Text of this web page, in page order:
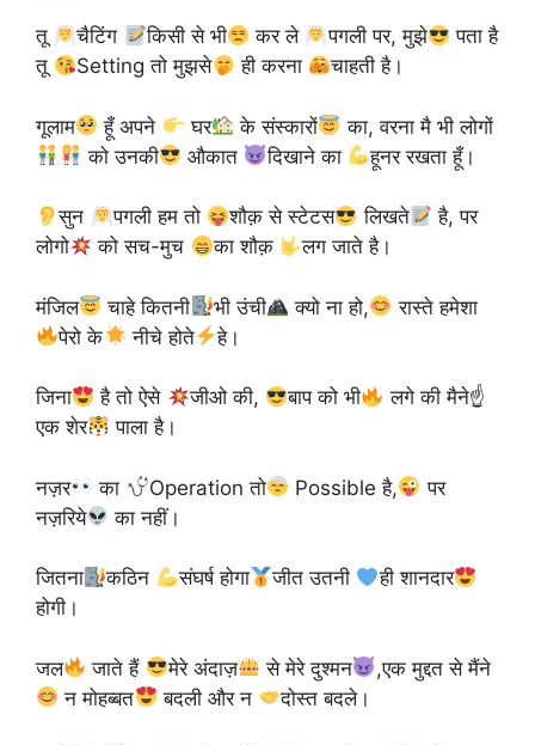
तू ‎ चैटिंग किसी से भी कर ले ‎ पगली ‬पर, ‪मुझे‬
पता है
तू ‎
Setting‬ तो मुझसे ही करना चाहती है।
गूलाम हूँ अपने घर के संस्कारों
का, वरना मै भी लोगों
को उनकी
औकात दिखाने का हूनर रखता हूँ।
सुन पगली हम तो ‪ शौक़ से ‪स्टेटस‬ लिखते
है, पर
लोगो
को सच-मुच का ‪शौक़ लग जाते है।
मंजिल चाहे कितनी भी उंची क्यो ना हो,
रास्ते हमेशा
पेरो के
नीचे होते हे।
जिना है तो ऐसे जीओ की, बाप को भी
लगे की मैने☝
एक शेर
पाला है।
नज़र का Operation तो Possible है,
पर
नज़रिये
का नहीं।
जितना कठिन संघर्ष होगा जीत उतनी
ही शानदार
होगी।
जल जाते हैं मेरे अंदाज़ से मेरे दुश्मन
,एक मुद्दत से मैंने
न मोहब्बत
बदली और न दोस्त बदले।